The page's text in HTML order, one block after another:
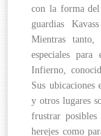
con la forma
guardias
Mientras tanto,
especiales
Infierno,
Sus
y otros lugares
frustrar
herejes como